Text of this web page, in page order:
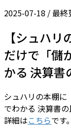
2025-07-18 / 最終
【シュハ
だけで「儲
かる 決算書
シュハリの本棚に
でわかる 決算書
詳細はこちらです